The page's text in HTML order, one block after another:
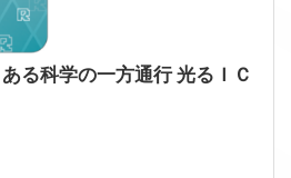
る科学の一方通行 光るＩＣ